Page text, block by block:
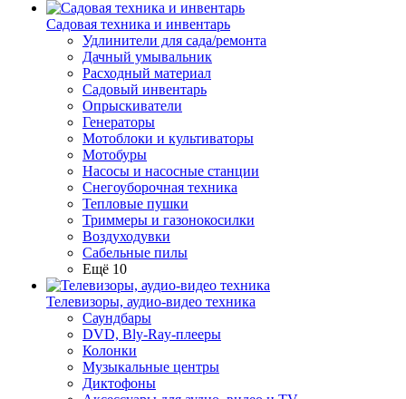
Садовая техника и инвентарь
Удлинители для сада/ремонта
Дачный умывальник
Расходный материал
Садовый инвентарь
Опрыскиватели
Генераторы
Мотоблоки и культиваторы
Мотобуры
Насосы и насосные станции
Снегоуборочная техника
Тепловые пушки
Триммеры и газонокосилки
Воздуходувки
Сабельные пилы
Ещё 10
Телевизоры, аудио-видео техника
Саундбары
DVD, Bly-Ray-плееры
Колонки
Музыкальные центры
Диктофоны